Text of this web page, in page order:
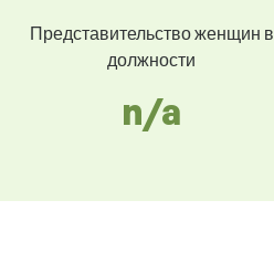
Представительство женщин в
должности
n/a